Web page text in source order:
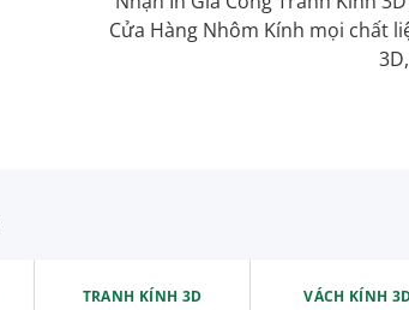
Cửa Hàng Nhôm Kính mọi chất
TRANH KÍNH 3D VÁCH KÍNH